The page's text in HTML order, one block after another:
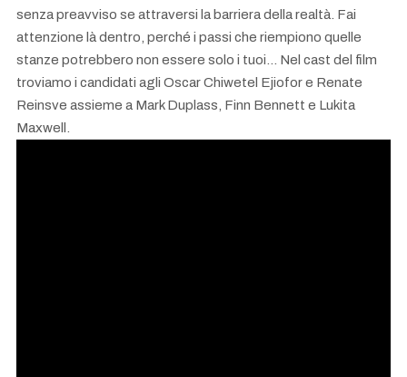
senza preavviso se attraversi la barriera della realtà. Fai
attenzione là dentro, perché i passi che riempiono quelle
stanze potrebbero non essere solo i tuoi... Nel cast del film
troviamo i candidati agli Oscar Chiwetel Ejiofor e Renate
Reinsve assieme a Mark Duplass, Finn Bennett e Lukita
Maxwell.